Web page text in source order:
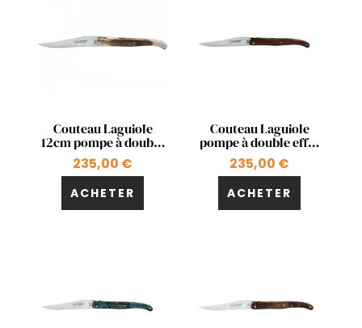
Aperçu rapide
Couteau Laguiole
12cm pompe à double
effet en pistachier
235,00 €
ACHETER
Aperçu rapide
Couteau Laguiole
pompe à double effet
en amourette
235,00 €
ACHETER